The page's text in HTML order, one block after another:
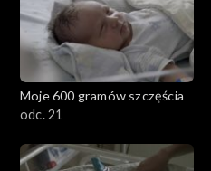
Moje 600 gramów szczęścia
odc. 21